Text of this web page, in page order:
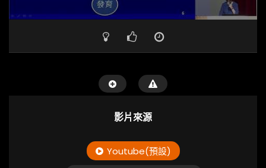
影片來源
Youtube(預設)